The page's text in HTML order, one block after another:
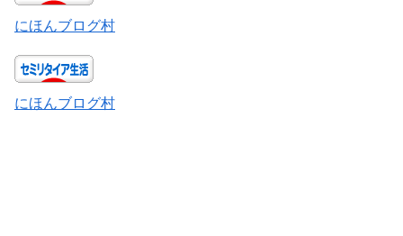
にほんブログ村
にほんブログ村